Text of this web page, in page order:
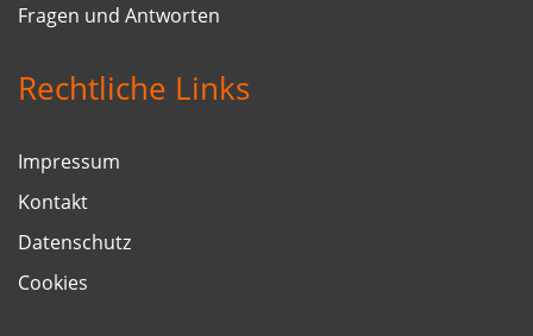
Fragen und Antworten
Rechtliche Links
Impressum
Kontakt
Datenschutz
Cookies